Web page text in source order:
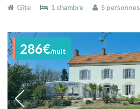
Gîte
1 chambre 5 personnes
286€/nuit